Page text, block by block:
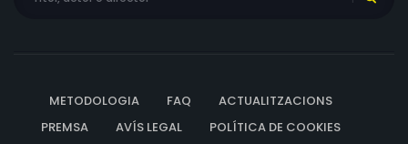
METODOLOGIA FAQ
ACTUALITZACIONS
PREMSA
AVÍS LEGAL
POLÍTICA DE COOKIES